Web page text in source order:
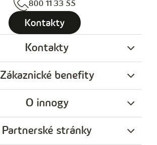
800 11 33 55
Kontakty
Kontakty
Zákaznické benefity
O innogy
Partnerské stránky